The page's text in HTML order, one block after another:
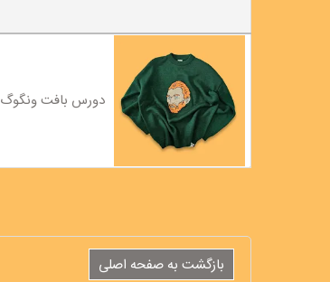
دورس بافت ونگوگ